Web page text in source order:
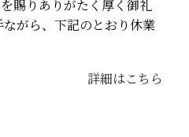
賜りありがたく厚く御礼
がら、下記のとおり休業
詳細はこちら